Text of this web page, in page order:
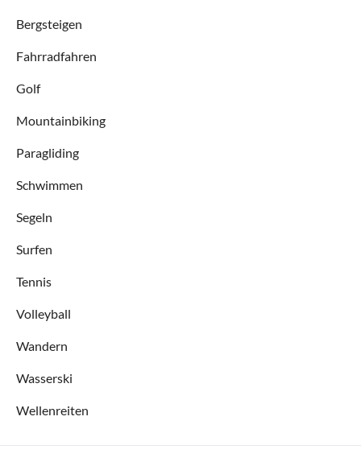
Bergsteigen
Fahrradfahren
Golf
Mountainbiking
Paragliding
Schwimmen
Segeln
Surfen
Tennis
Volleyball
Wandern
Wasserski
Wellenreiten